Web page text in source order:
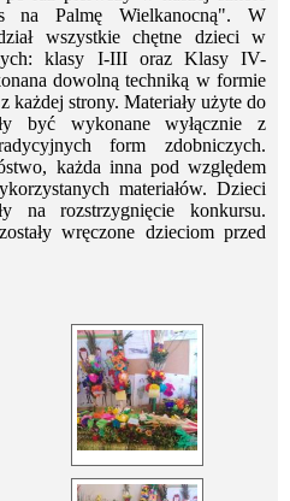
na Palmę Wielkanocną". W
wszystkie chętne dzieci w
klasy I-III oraz Klasy IV-
dowolną techniką w formie
każdej strony. Materiały użyte do
być wykonane wyłącznie z
form zdobniczych.
każda inna pod względem
materiałów. Dzieci
na rozstrzygnięcie konkursu.
wręczone dzieciom przed